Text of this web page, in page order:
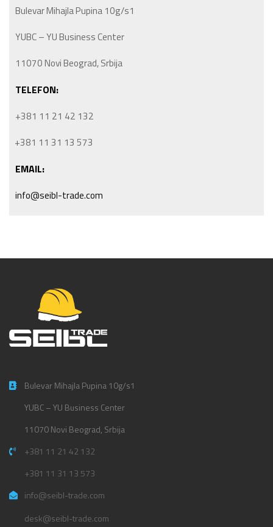
Bulevar Mihajla Pupina 10g/s1
YUBC – YU Business Center
11070 Novi Beograd, Srbija
TELEFON:
+381 11 21 42 132
+381 11 31 13 573
EMAIL:
info@seibl-trade.com
Bulevar Mihajla Pupina 10g/s1
YUBC – YU Business Center
11070 Novi Beograd, Srbija
+381 11 21 42 132
+381 11 31 13 573
info@seibl-trade.com
desk@seibl-trade.com